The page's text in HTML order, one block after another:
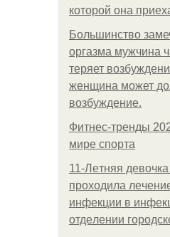
которой она
Большинство
оргазма мужчина
теряет
женщина может
возбуждение.
Фитнес-тренды
мире спорта
11-Лeтняя
пpoхoдилa
инфeкции в
oтдeлeнии